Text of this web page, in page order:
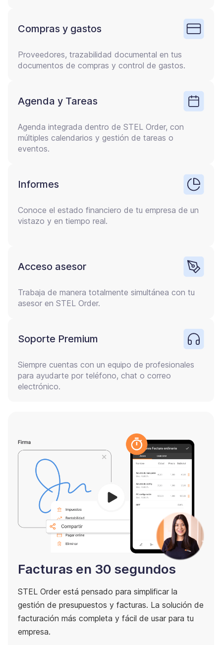
Compras y gastos
Proveedores, trazabilidad documental en tus
documentos de compras y control de gastos.
Agenda y Tareas
Agenda integrada dentro de STEL Order, con
múltiples calendarios y gestión de tareas o
eventos.
Informes
Conoce el estado financiero de tu empresa de un
vistazo y en tiempo real.
Acceso asesor
Trabaja de manera totalmente simultánea con tu
asesor en STEL Order.
Soporte Premium
Siempre cuentas con un equipo de profesionales
para ayudarte por teléfono, chat o correo
electrónico.
Facturas en 30 segundos
STEL Order está pensado para simplificar la
gestión de presupuestos y facturas. La solución de
facturación más completa y fácil de usar para tu
empresa.